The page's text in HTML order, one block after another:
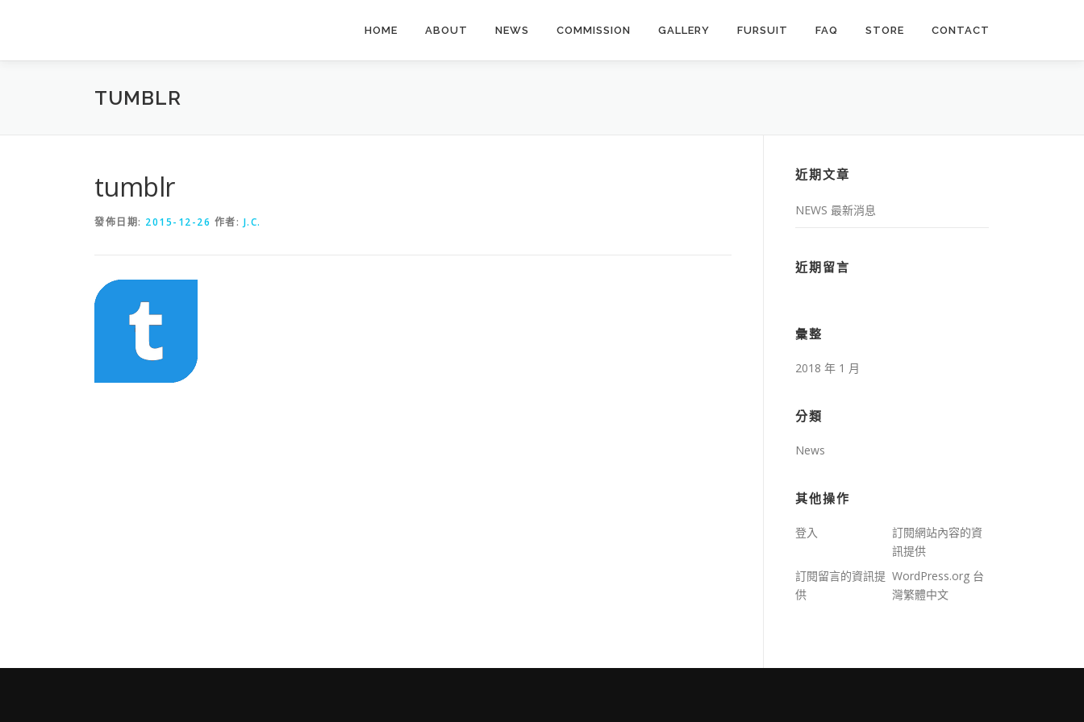
要
HOME ABOUT NEWS COMMISSION GALLERY FURSUIT FAQ STORE CONTACT
TUMBLR
tumblr
發佈日期: 2015-12-26 作者: J.C.
近期文章
NEWS 最新消息
近期留言
彙整
2018 年 1 月
分類
News
其他操作
登入
訂閱網站內容的資
訊提供
訂閱留言的資訊提
供
WordPress.org 台
灣繁體中文